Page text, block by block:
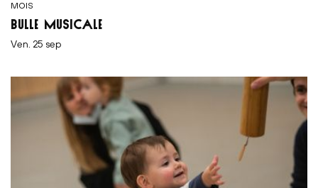
MOIS
BULLE MUSICALE
ven. 25 sep